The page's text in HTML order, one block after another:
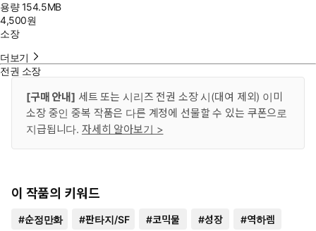
용량154.5MB
4,500원
소장
더보기
전권 소장
[구매 안내] 세트 또는 시리즈 전권 소장 시(대여 제외) 이미
소장 중인 중복 작품은 다른 계정에 선물할 수 있는 쿠폰으로
지급됩니다. 자세히 알아보기 >
이 작품의 키워드
#순정만화 #판타지/SF #코믹물 #성장 #역하렘